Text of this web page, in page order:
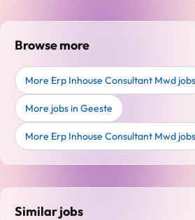
Browse more
More Erp Inhouse Consultant Mwd jobs
More jobs in Geeste
More Erp Inhouse Consultant Mwd
Similar jobs